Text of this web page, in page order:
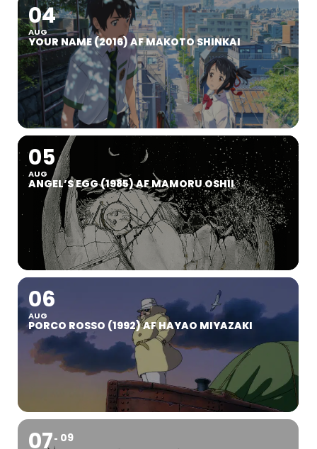
04
AUG
YOUR NAME (2016) AF MAKOTO SHINKAI
05
AUG
ANGEL’S EGG (1985) AF MAMORU OSHII
06
AUG
PORCO ROSSO (1992) AF HAYAO MIYAZAKI
07 09